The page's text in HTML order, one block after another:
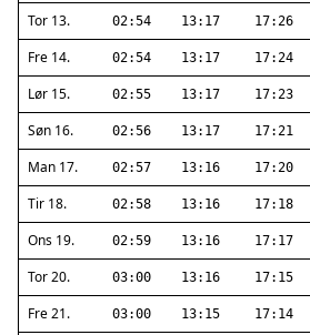
Tor 13. 02:54 13:17 17:26
Fre 14. 02:54 13:17 17:24
Lør 15. 02:55 13:17 17:23
Søn 16. 02:56 13:17 17:21
Man 17. 02:57 13:16 17:20
Tir 18. 02:58 13:16 17:18
Ons 19. 02:59 13:16 17:17
Tor 20. 03:00 13:16 17:15
Fre 21. 03:00 13:15 17:14